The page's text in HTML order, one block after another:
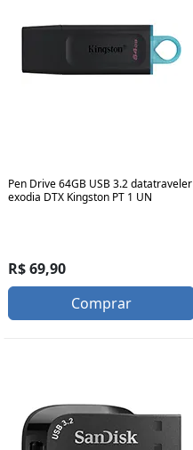
Pen Drive 64GB USB 3.2 datatraveler
exodia DTX Kingston PT 1 UN
R$ 69,90
Comprar